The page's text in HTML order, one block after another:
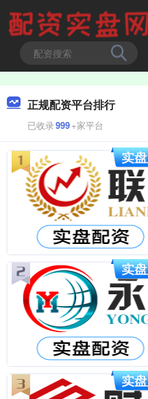
正规配资平台排行
已收录999+家平台